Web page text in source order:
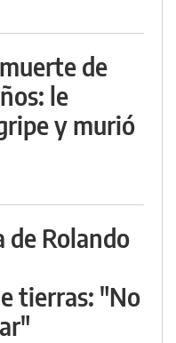
de
le
y murió
Rolando
tierras: "No